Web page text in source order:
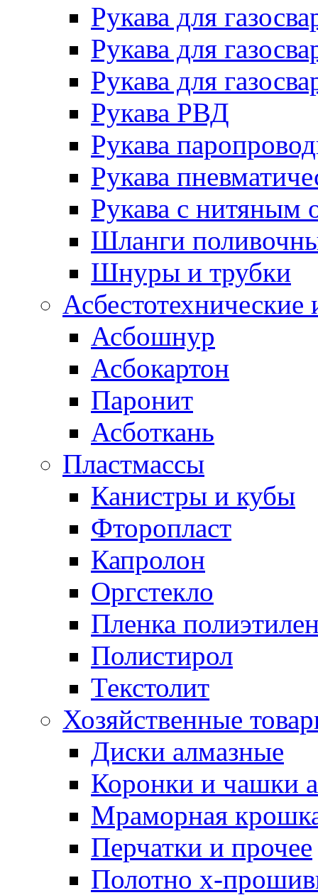
Рукава для
Рукава для
Рукава для
Рукава РВД
Рукава
Рукава
Рукава с нитяным
Шланги
Шнуры и трубки
Асбестотехнические
Асбошнур
Асбокартон
Паронит
Асботкань
Пластмассы
Канистры и кубы
Фторопласт
Капролон
Оргстекло
Пленка
Полистирол
Текстолит
Хозяйственные
Диски алмазные
Коронки и чашки
Мраморная
Перчатки и прочее
Полотно х-